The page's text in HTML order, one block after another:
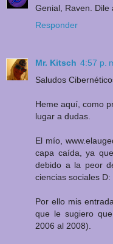
Genial, Raven.
Responder
Mr. Kitsch 4:57 p.
Saludos
Heme aquí, como
lugar a dudas.
El mío,
capa caída, ya
debido a la peor
ciencias sociales D:
Por ello mis
que le sugiero
2006 al 2008).